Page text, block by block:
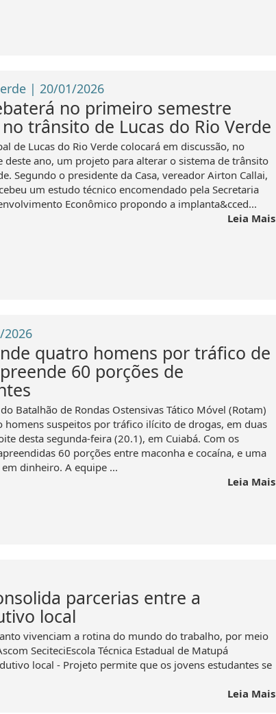
| 20/01/2026
no primeiro semestre
trânsito de Lucas do Rio Verde
de Lucas do Rio Verde colocará em discussão, no
deste ano, um projeto para alterar o sistema de trânsito
Segundo o presidente da Casa, vereador Airton Callai,
um estudo técnico encomendado pela Secretaria
Econômico propondo a implanta&cced...
Leia Mais
quatro homens por tráfico de
60 porções de
Batalhão de Rondas Ostensivas Tático Móvel (Rotam)
homens suspeitos por tráfico ilícito de drogas, em duas
desta segunda-feira (20.1), em Cuiabá. Com os
60 porções entre maconha e cocaína, e uma
dinheiro. A equipe ...
Leia Mais
parcerias entre a
local
vivenciam a rotina do mundo do trabalho, por meio
SeciteciEscola Técnica Estadual de Matupá
local - Projeto permite que os jovens estudantes se
Leia Mais